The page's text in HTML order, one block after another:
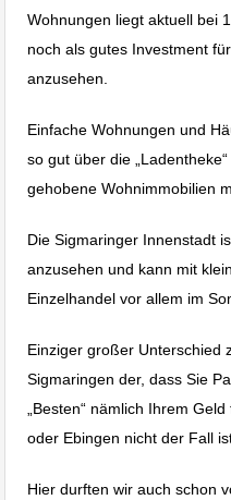
Wohnungen liegt aktuell bei
noch als gutes Investment
anzusehen.
Einfache Wohnungen und
so gut über die
gehobene Wohnimmobilien
Die Sigmaringer Innenstadt
anzusehen und kann mit
Einzelhandel vor allem im
Einziger großer Unterschied
Sigmaringen der, dass Sie
„Besten“ nämlich Ihrem
oder Ebingen nicht der Fall
Hier durften wir auch schon